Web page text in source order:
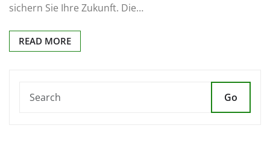
sichern Sie Ihre Zukunft. Die…
READ MORE
Go